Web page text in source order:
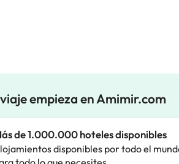
empieza en Amimir.com
de 1.000.000 hoteles disponibles
disponibles por todo el